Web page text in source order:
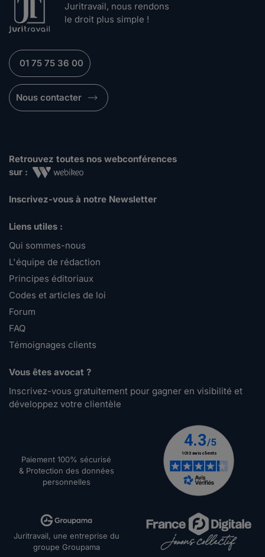
Juritravail, nous rendons
le droit plus simple !
01 75 75 36 00
Nous contacter
Retrouvez toutes nos webconférences
sur :
Inscrivez-vous à notre Newsletter
Liens utiles :
Qui sommes-nous
L'équipe de rédaction
Principes éditoriaux
Codes et articles de loi
Forum
FAQ
Témoignages clients
Vous êtes avocat ?
Inscrivez-vous gratuitement pour gagner en visibilité et
développez votre clientèle
Paiement 100% sécurisé
& Protection des données
personnelles
Juritravail, une entreprise du
groupe Groupama